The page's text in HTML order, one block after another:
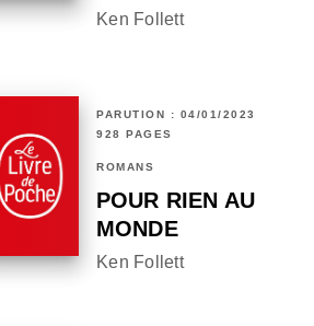
Ken Follett
PARUTION : 04/01/2023
928 PAGES
ROMANS
POUR RIEN AU
MONDE
Ken Follett